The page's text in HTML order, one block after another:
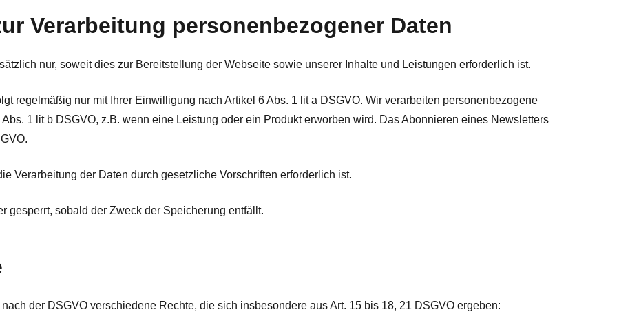
Verarbeitung personenbezogener Daten
nur, soweit dies zur Bereitstellung der Webseite sowie unserer Inhalte und Leistungen erforderlich ist.
regelmäßig nur mit Ihrer Einwilligung nach Artikel 6 Abs. 1 lit a DSGVO. Wir verarbeiten personenbezogene
1 lit b DSGVO, z.B. wenn eine Leistung oder ein Produkt erworben wird. Das Abonnieren eines Newsletters
Verarbeitung der Daten durch gesetzliche Vorschriften erforderlich ist.
gesperrt, sobald der Zweck der Speicherung entfällt.
der DSGVO verschiedene Rechte, die sich insbesondere aus Art. 15 bis 18, 21 DSGVO ergeben: